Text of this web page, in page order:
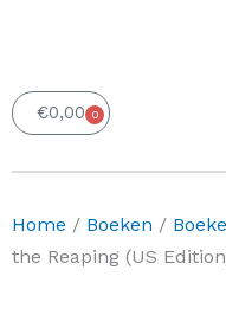
€0,00 0
Winkelwagen
Home / Boeken /
the Reaping (US